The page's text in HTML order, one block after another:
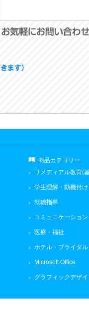
商品カテゴリー
リメディアル教育(
学生理解・動機付け
就職指導
コミュニケーション
医療・福祉
ホテル・ブライダル
Microsoft Office
グラフィックデザ